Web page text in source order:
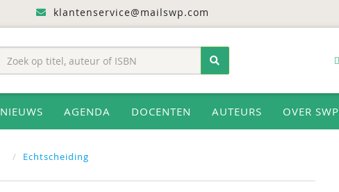
klantenservice@mailswp.com
NIEUWS AGENDA DOCENTEN AUTEURS OVER SWP
Echtscheiding